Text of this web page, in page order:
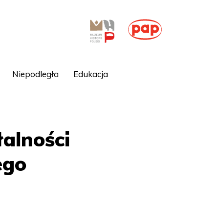
Niepodległa Edukacja